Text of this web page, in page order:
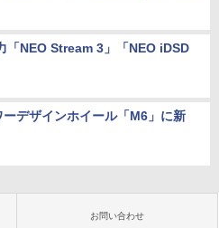
NEO Stream 3」「NEO iDSD
ーデザインホイール「M6」に新
お問い合わせ